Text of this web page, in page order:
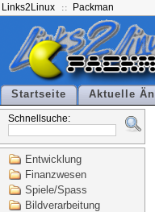
Links2Linux Packman
Startseite Aktuelle
Schnellsuche:
Entwicklung
Finanzwesen
Spiele/Spass
Bildverarbeitung